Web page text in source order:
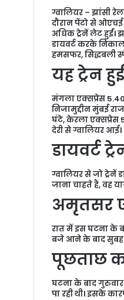
ग्वालियर – झांसी
दौरान पेंटो से
अधिक ट्रेनें लेट हुईं।
डायवर्ट करके
हमसफर, सिद्धबली
यह ट्रेन
मंगला एक्सप्रेस
निजामुद्दीन मुंबई
घंटे, केरला एक्सप्रेस
देरी से ग्वालियर आई।
डायवर्ट
ग्वालियर से जो ट्रेनें
जाना चाहते हैं, वह
अमृतसर
रात में इस घटना के
बजे आने के बाद सुबह
पूछताछ
घटना के बाद गुरुवार
पा रही थी। इसके